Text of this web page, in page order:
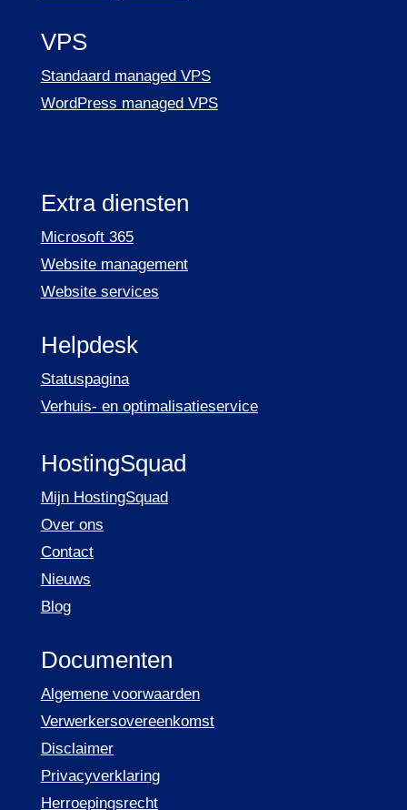
VPS
Standaard managed VPS
WordPress managed VPS
Extra diensten
Microsoft 365
Website management
Website services
Helpdesk
Statuspagina
Verhuis- en optimalisatieservice
HostingSquad
Mijn HostingSquad
Over ons
Contact
Nieuws
Blog
Documenten
Algemene voorwaarden
Verwerkersovereenkomst
Disclaimer
Privacyverklaring
Herroepingsrecht